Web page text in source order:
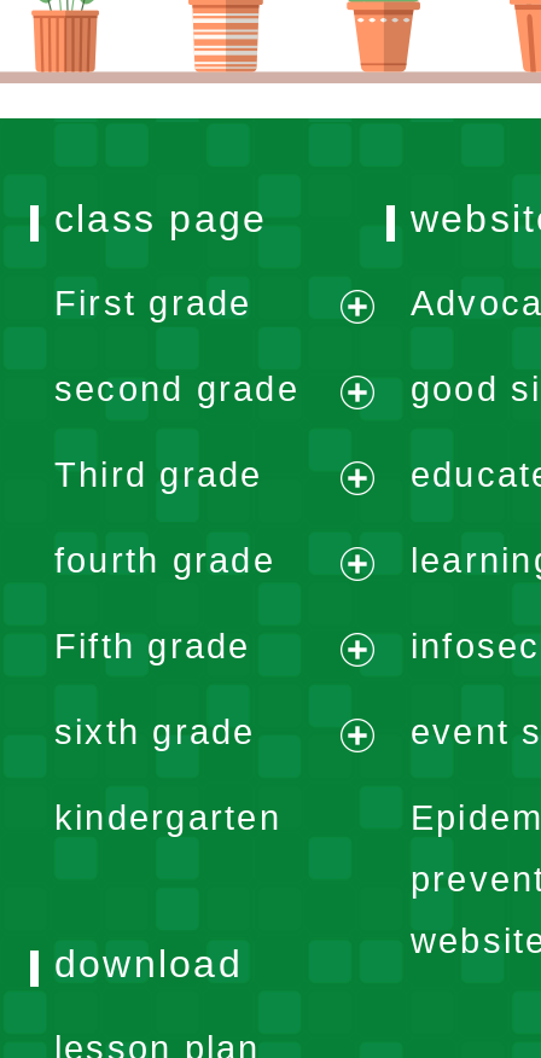
class page
First grade
menu
second grade
menu
Third grade
menu
fourth grade
menu
Fifth grade
menu
sixth grade
kindergarten
good
event
download
lesson plan